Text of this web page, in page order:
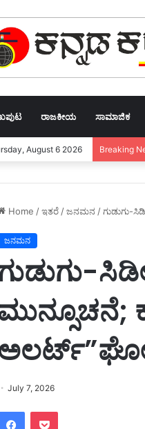
ರಾಜಕೀಯ ಸಾಮಾಜಿಕ
August 6 2026 Breaking
Home / ಇತರೆ / ಜನಮನ / ಗುಡುಗು-
ಜನಮನ
July 7, 2026
FacebookPocket